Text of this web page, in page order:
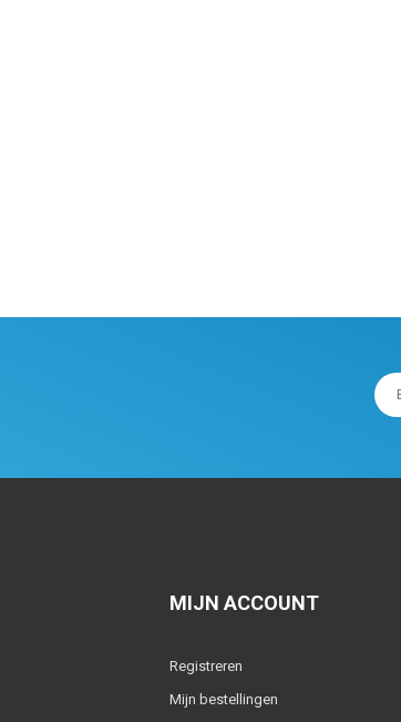
MIJN ACCOUNT
Registreren
Mijn bestellingen